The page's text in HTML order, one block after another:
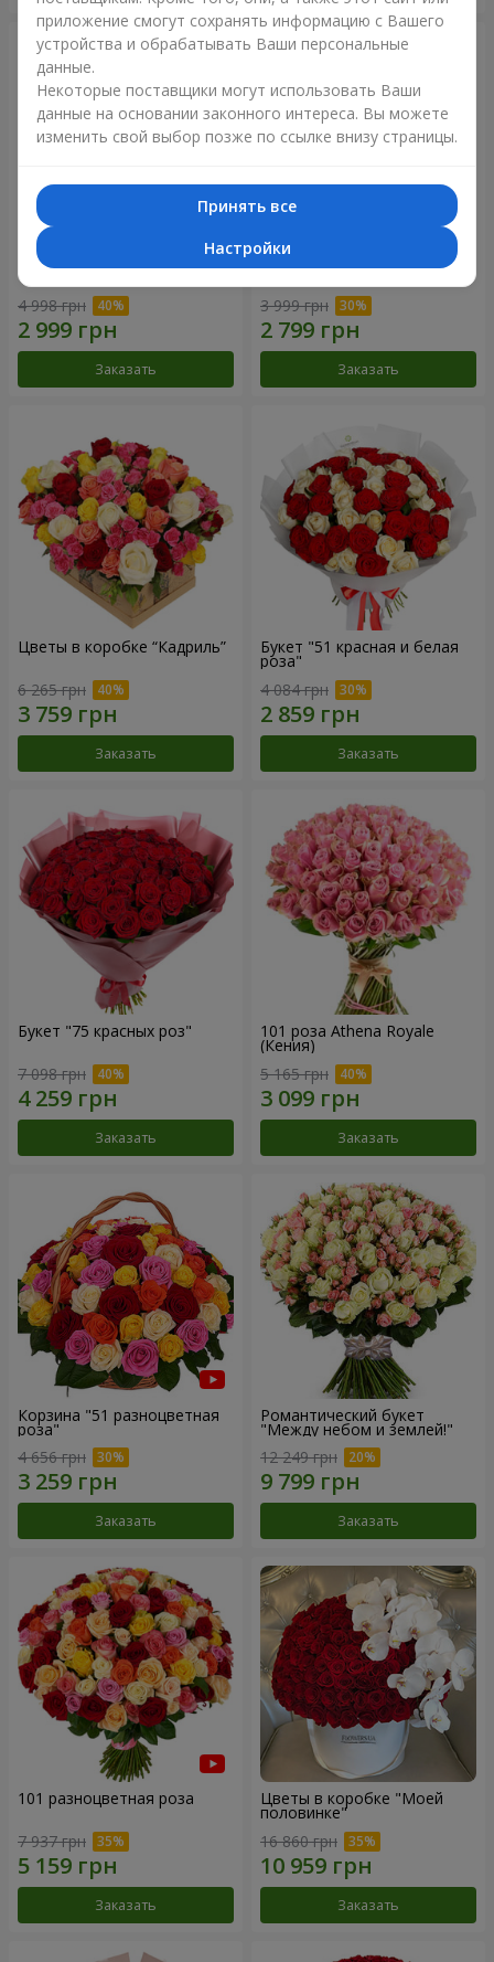
Букет "Сердце – сердцу"
4 998 грн
Заказать
Букет "Нежный оттенок"
3 999 грн
Заказать
Цветы в коробке “Кадриль”
6 265 грн
Заказать
Букет "51 красная и белая
роза"
4 084 грн
Заказать
Букет "75 красных роз"
7 098 грн
Заказать
101 роза Athena Royale
(Кения)
5 165 грн
Заказать
Корзина "51 разноцветная
роза"
4 656 грн
Заказать
Романтический букет
"Между небом и землей!"
12 249 грн
Заказать
101 разноцветная роза
7 937 грн
Заказать
Цветы в коробке "Моей
половинке"
16 860 грн
Заказать
приложение смогут сохранять информацию с Вашего
устройства и обрабатывать Ваши персональные
данные.
Некоторые поставщики могут использовать Ваши
данные на основании законного интереса. Вы можете
изменить свой выбор позже по ссылке внизу страницы.
Принять все
Настройки